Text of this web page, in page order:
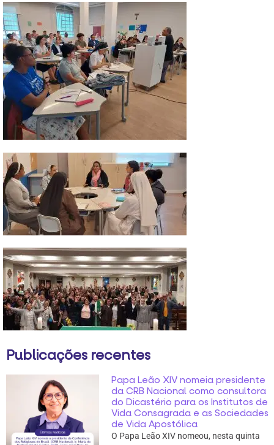
Publicações recentes
Papa Leão XIV nomeia presidente
da CRB Nacional como consultora
do Dicastério para os Institutos de
Vida Consagrada e as Sociedades
de Vida Apostólica
O Papa Leão XIV nomeou, nesta quinta